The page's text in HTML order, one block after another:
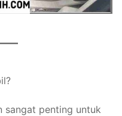
sangat penting untuk